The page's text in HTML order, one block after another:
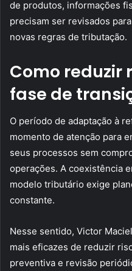
de produtos, informações
precisam ser revisados
novas regras de tributação.
Como reduzir
fase de
O período de adaptação à
momento de atenção para
seus processos sem
operações. A coexistência
modelo tributário exige
constante.
Nesse sentido, Victor
mais eficazes de reduzir
preventiva e revisão